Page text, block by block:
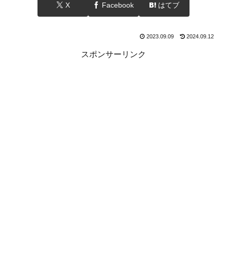
X Facebook はてブ
2023.09.09 2024.09.12
スポンサーリンク